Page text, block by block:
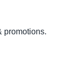
promotions.